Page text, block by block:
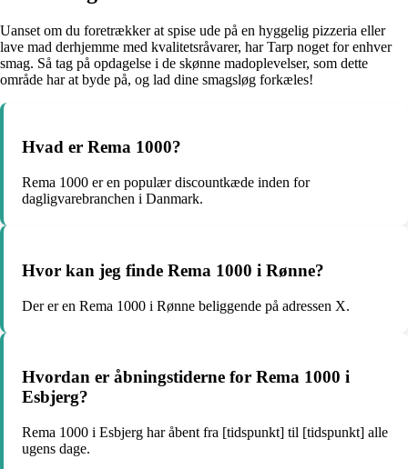
Uanset om du foretrækker at spise ude på en hyggelig pizzeria eller
lave mad derhjemme med kvalitetsråvarer, har Tarp noget for enhver
smag. Så tag på opdagelse i de skønne madoplevelser, som dette
område har at byde på, og lad dine smagsløg forkæles!
Hvad er Rema 1000?
Rema 1000 er en populær discountkæde inden for
dagligvarebranchen i Danmark.
Hvor kan jeg finde Rema 1000 i Rønne?
Der er en Rema 1000 i Rønne beliggende på adressen X.
Hvordan er åbningstiderne for Rema 1000 i
Esbjerg?
Rema 1000 i Esbjerg har åbent fra [tidspunkt] til [tidspunkt] alle
ugens dage.